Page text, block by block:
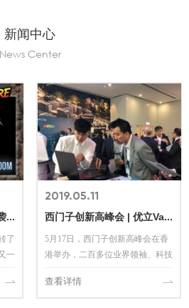
新闻中心
News Center
放暑假啦！优立黑科技来袭，带你探险恐龙乐园
了
一
2019.05.11
西门子创新高峰会 | 优立Vault为智慧城市建设赋能
5月17日，西门子创新高峰会在香
港举办，二百多位业界领袖、科技
同探讨创新科技如何将香港发展成
查看详情